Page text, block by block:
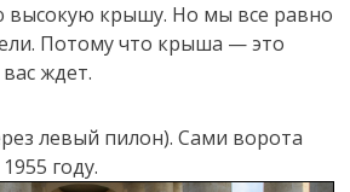
высокую крышу. Но мы все равно
Потому что крыша — это
ждет.
левый пилон). Сами ворота
году.